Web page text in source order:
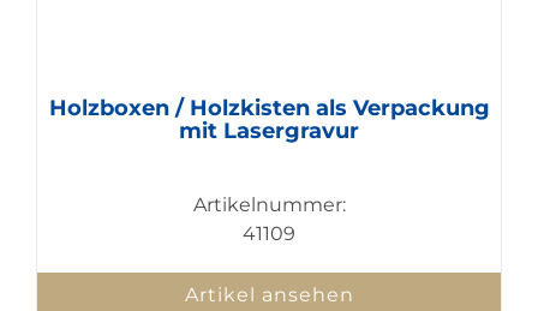
Holzboxen / Holzkisten als Verpackung
mit Lasergravur
Artikelnummer:
41109
Artikel ansehen